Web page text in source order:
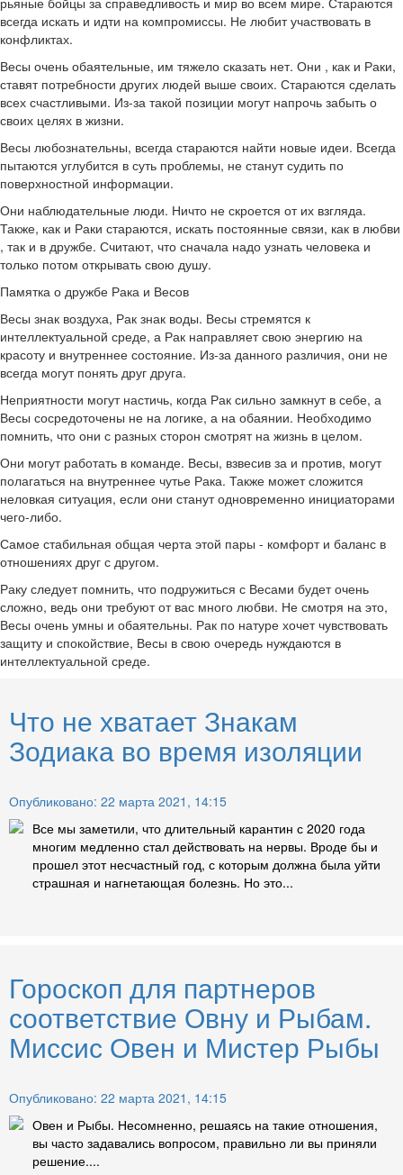
всегда искать и идти на компромиссы. Не любит участвовать в
конфликтах.
Весы очень обаятельные, им тяжело сказать нет. Они , как и Раки,
ставят потребности других людей выше своих. Стараются сделать
всех счастливыми. Из-за такой позиции могут напрочь забыть о
своих целях в жизни.
Весы любознательны, всегда стараются найти новые идеи. Всегда
пытаются углубится в суть проблемы, не станут судить по
поверхностной информации.
Они наблюдательные люди. Ничто не скроется от их взгляда.
Также, как и Раки стараются, искать постоянные связи, как в любви
, так и в дружбе. Считают, что сначала надо узнать человека и
только потом открывать свою душу.
Памятка о дружбе Рака и Весов
Весы знак воздуха, Рак знак воды. Весы стремятся к
интеллектуальной среде, а Рак направляет свою энергию на
красоту и внутреннее состояние. Из-за данного различия, они не
всегда могут понять друг друга.
Неприятности могут настичь, когда Рак сильно замкнут в себе, а
Весы сосредоточены не на логике, а на обаянии. Необходимо
помнить, что они с разных сторон смотрят на жизнь в целом.
Они могут работать в команде. Весы, взвесив за и против, могут
полагаться на внутреннее чутье Рака. Также может сложится
неловкая ситуация, если они станут одновременно инициаторами
чего-либо.
Самое стабильная общая черта этой пары - комфорт и баланс в
отношениях друг с другом.
Раку следует помнить, что подружиться с Весами будет очень
сложно, ведь они требуют от вас много любви. Не смотря на это,
Весы очень умны и обаятельны. Рак по натуре хочет чувствовать
защиту и спокойствие, Весы в свою очередь нуждаются в
интеллектуальной среде.
Что не хватает Знакам
Зодиака во время изоляции
Опубликовано: 22 марта 2021, 14:15
Все мы заметили, что длительный карантин с 2020 года
многим медленно стал действовать на нервы. Вроде бы и
прошел этот несчастный год, с которым должна была уйти
страшная и нагнетающая болезнь. Но это...
Гороскоп для партнеров
соответствие Овну и Рыбам.
Миссис Овен и Мистер Рыбы
Опубликовано: 22 марта 2021, 14:15
Овен и Рыбы. Несомненно, решаясь на такие отношения,
вы часто задавались вопросом, правильно ли вы приняли
решение....